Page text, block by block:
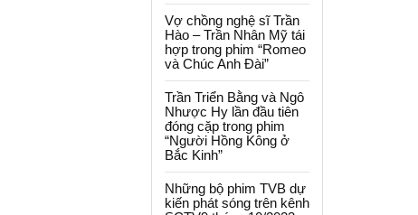
Vợ chồng nghệ sĩ Trần
Hào – Trần Nhân Mỹ tái
hợp trong phim “Romeo
và Chúc Anh Đài”
Trần Triển Bằng và Ngô
Nhược Hy lần đầu tiên
đóng cặp trong phim
“Người Hồng Kông ở
Bắc Kinh”
Những bộ phim TVB dự
kiến phát sóng trên kênh